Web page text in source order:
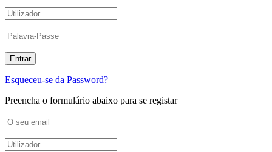
Esqueceu-se da Password?
Preencha o formulário abaixo para se registar